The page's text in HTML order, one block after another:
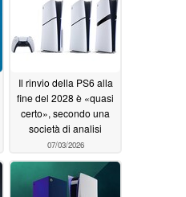
Il rinvio della PS6 alla
fine del 2028 è «quasi
certo», secondo una
società di analisi
07/03/2026